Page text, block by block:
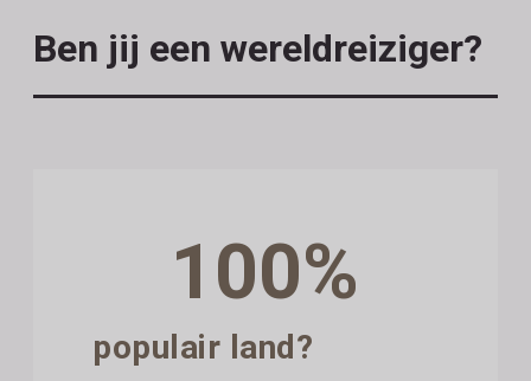
Ben jij een wereldreiziger?
100%
populair land?